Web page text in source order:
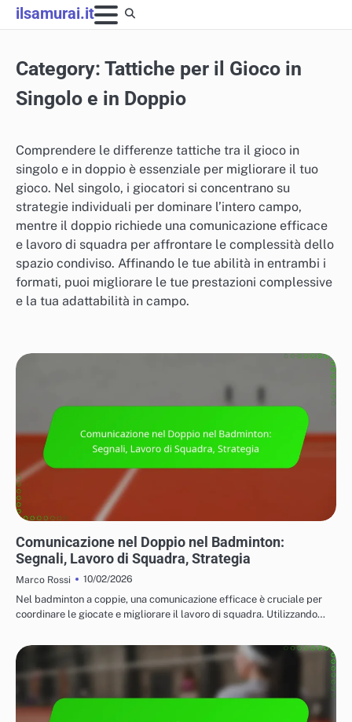
Skip
to
ilsamurai.it
Category: Tattiche per il Gioco in
Singolo e in Doppio
Comprendere le differenze tattiche tra il gioco in
singolo e in doppio è essenziale per migliorare il tuo
gioco. Nel singolo, i giocatori si concentrano su
strategie individuali per dominare l’intero campo,
mentre il doppio richiede una comunicazione efficace
e lavoro di squadra per affrontare le complessità dello
spazio condiviso. Affinando le tue abilità in entrambi i
formati, puoi migliorare le tue prestazioni complessive
e la tua adattabilità in campo.
Comunicazione nel Doppio nel Badminton:
Segnali, Lavoro di Squadra, Strategia
Marco Rossi
10/02/2026
Nel badminton a coppie, una comunicazione efficace è cruciale per
coordinare le giocate e migliorare il lavoro di squadra. Utilizzando…